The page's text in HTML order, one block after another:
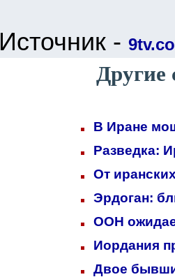
Источник -
Другие
В Иране
Разведка:
От
Эрдоган:
ООН
Иордания
Двое